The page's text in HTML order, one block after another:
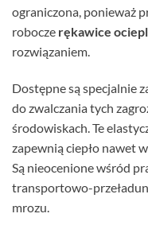
ograniczona, ponieważ
robocze rękawice
rozwiązaniem.
Dostępne są specjalnie
do zwalczania tych
środowiskach. Te
zapewnią ciepło nawet
Są nieocenione wśród
transportowo-
mrozu.